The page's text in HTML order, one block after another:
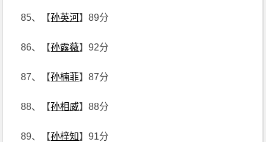
85、【孙英河】89分
86、【孙露薇】92分
87、【孙楠菲】87分
88、【孙相威】88分
89、【孙梓知】91分